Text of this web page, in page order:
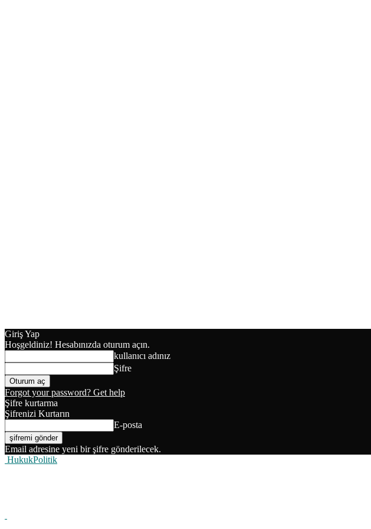
Giriş Yap
Hoşgeldiniz! Hesabınızda oturum açın.
kullanıcı adınız
Şifre
Forgot your password? Get help
Şifre kurtarma
Şifrenizi Kurtarın
E-posta
Email adresine yeni bir şifre gönderilecek.
HukukPolitik